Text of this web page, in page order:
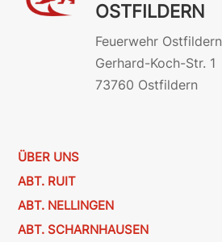
OSTFILDERN
Feuerwehr Ostfildern
Gerhard-Koch-Str. 1
73760 Ostfildern
ÜBER UNS
ABT. RUIT
ABT. NELLINGEN
ABT. SCHARNHAUSEN